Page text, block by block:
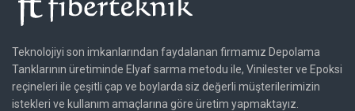
Teknolojiyi son imkanlarından faydalanan firmamız Depolama
Tanklarının üretiminde Elyaf sarma metodu ile, Vinilester ve Epoksi
reçineleri ile çeşitli çap ve boylarda siz değerli müşterilerimizin
istekleri ve kullanım amaçlarına göre üretim yapmaktayız.